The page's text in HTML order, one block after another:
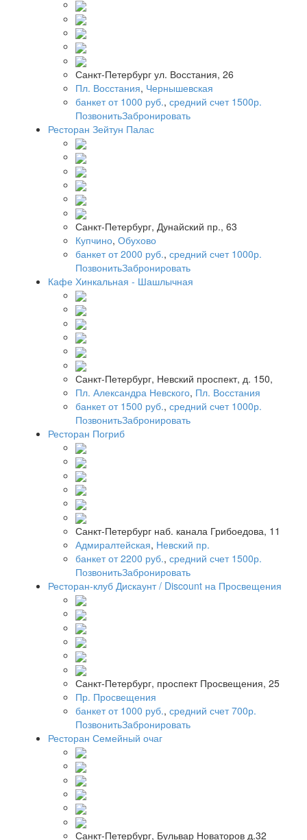
Санкт-Петербург ул. Восстания, 26
Пл. Восстания, Чернышевская
банкет от 1000 руб., средний счет 1500р.
ПозвонитьЗабронировать
Ресторан Зейтун Палас
Санкт-Петербург, Дунайский пр., 63
Купчино, Обухово
банкет от 2000 руб., средний счет 1000р.
ПозвонитьЗабронировать
Кафе Хинкальная - Шашлычная
Санкт-Петербург, Невский проспект, д. 150,
Пл. Александра Невского, Пл. Восстания
банкет от 1500 руб., средний счет 1000р.
ПозвонитьЗабронировать
Ресторан Погриб
Санкт-Петербург наб. канала Грибоедова, 11
Адмиралтейская, Невский пр.
банкет от 2200 руб., средний счет 1500р.
ПозвонитьЗабронировать
Ресторан-клуб Дискаунт / Discount на Просвещения
Санкт-Петербург, проспект Просвещения, 25
Пр. Просвещения
банкет от 1000 руб., средний счет 700р.
ПозвонитьЗабронировать
Ресторан Семейный очаг
Санкт-Петербург, Бульвар Новаторов д.32